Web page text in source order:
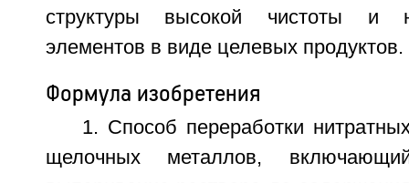
структуры высокой чистоты и
элементов в виде целевых продуктов.
Формула изобретения
1. Способ переработки
щелочных металлов,